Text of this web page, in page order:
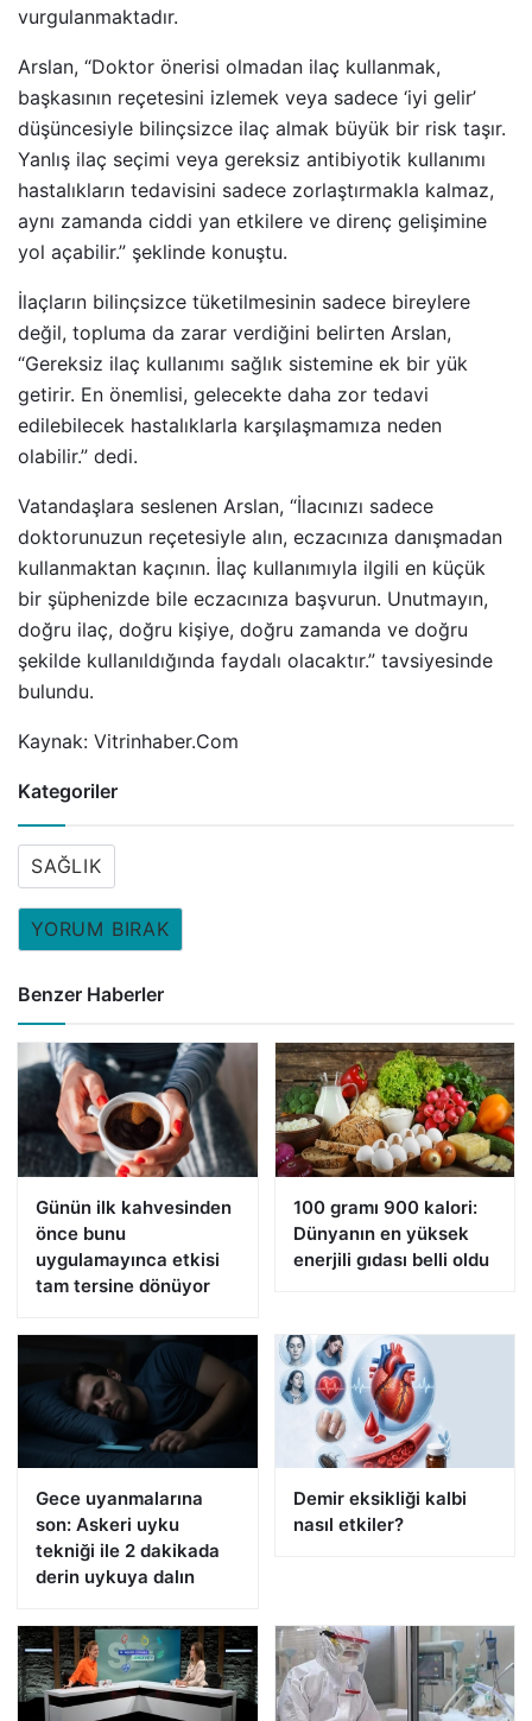
vurgulanmaktadır.
Arslan, “Doktor önerisi olmadan ilaç kullanmak,
başkasının reçetesini izlemek veya sadece ‘iyi gelir’
düşüncesiyle bilinçsizce ilaç almak büyük bir risk taşır.
Yanlış ilaç seçimi veya gereksiz antibiyotik kullanımı
hastalıkların tedavisini sadece zorlaştırmakla kalmaz,
aynı zamanda ciddi yan etkilere ve direnç gelişimine
yol açabilir.” şeklinde konuştu.
İlaçların bilinçsizce tüketilmesinin sadece bireylere
değil, topluma da zarar verdiğini belirten Arslan,
“Gereksiz ilaç kullanımı sağlık sistemine ek bir yük
getirir. En önemlisi, gelecekte daha zor tedavi
edilebilecek hastalıklarla karşılaşmamıza neden
olabilir.” dedi.
Vatandaşlara seslenen Arslan, “İlacınızı sadece
doktorunuzun reçetesiyle alın, eczacınıza danışmadan
kullanmaktan kaçının. İlaç kullanımıyla ilgili en küçük
bir şüphenizde bile eczacınıza başvurun. Unutmayın,
doğru ilaç, doğru kişiye, doğru zamanda ve doğru
şekilde kullanıldığında faydalı olacaktır.” tavsiyesinde
bulundu.
Kaynak: Vitrinhaber.Com
Kategoriler
SAĞLIK
YORUM BIRAK
Benzer Haberler
Günün ilk kahvesinden
önce bunu
uygulamayınca etkisi
tam tersine dönüyor
100 gramı 900 kalori:
Dünyanın en yüksek
enerjili gıdası belli oldu
Gece uyanmalarına
son: Askeri uyku
tekniği ile 2 dakikada
derin uykuya dalın
Demir eksikliği kalbi
nasıl etkiler?